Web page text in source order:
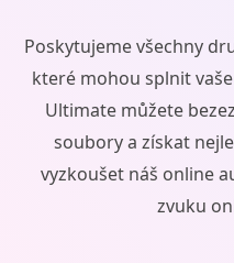
Poskytujeme všechny
které mohou splnit
Ultimate můžete
soubory a získat
vyzkoušet náš online
zvuku